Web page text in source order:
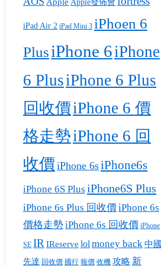
Apple發佈會
iPad Air 2 iPad Mini 3 iPhoen 6
PlusiPhone 6iPhone
6 PlusiPhone 6 Plus
回收價iPhone 6 價
格走勢iPhone 6 回
收價 iPhone 6siPhone6s
iPhone 6S Plus iPhone6S Plus
iPhone 6s Plus 回收價iPhone 6s
價格走勢iPhone 6s 回收價 iPhone
SE IR IReserve lol money back中國
先達 回收價 國行 報價 收機 攻略 新